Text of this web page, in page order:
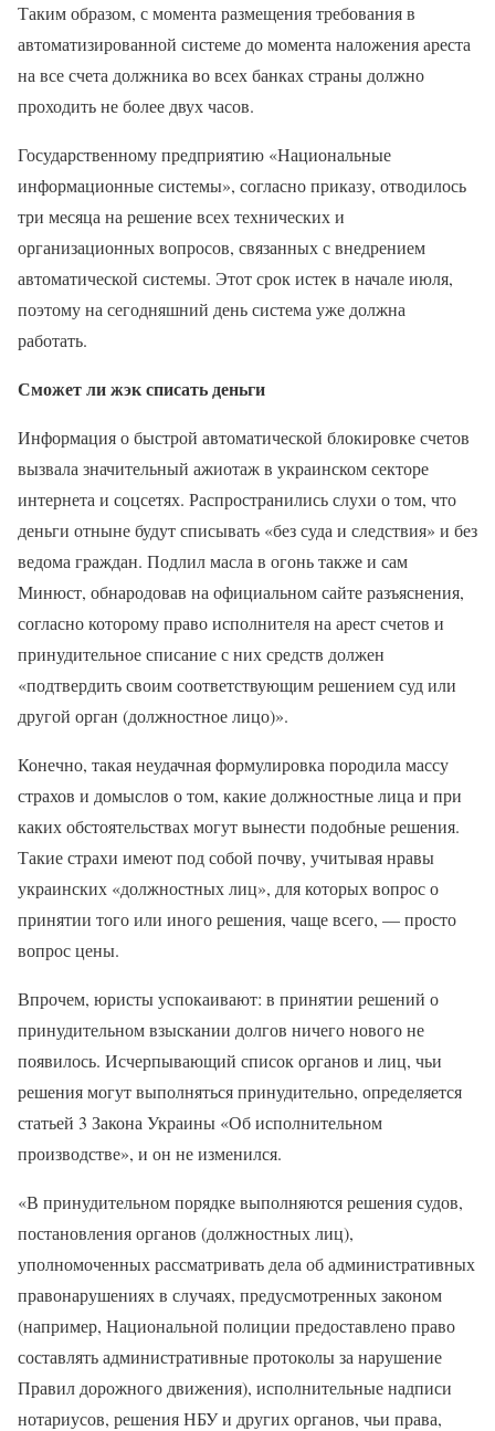
Таким образом, с момента размещения требования в
автоматизированной системе до момента наложения ареста
на все счета должника во всех банках страны должно
проходить не более двух часов.
Государственному предприятию «Национальные
информационные системы», согласно приказу, отводилось
три месяца на решение всех технических и
организационных вопросов, связанных с внедрением
автоматической системы. Этот срок истек в начале июля,
поэтому на сегодняшний день система уже должна
работать.
Сможет ли жэк списать деньги
Информация о быстрой автоматической блокировке счетов
вызвала значительный ажиотаж в украинском секторе
интернета и соцсетях. Распространились слухи о том, что
деньги отныне будут списывать «без суда и следствия» и без
ведома граждан. Подлил масла в огонь также и сам
Минюст, обнародовав на официальном сайте разъяснения,
согласно которому право исполнителя на арест счетов и
принудительное списание с них средств должен
«подтвердить своим соответствующим решением суд или
другой орган (должностное лицо)».
Конечно, такая неудачная формулировка породила массу
страхов и домыслов о том, какие должностные лица и при
каких обстоятельствах могут вынести подобные решения.
Такие страхи имеют под собой почву, учитывая нравы
украинских «должностных лиц», для которых вопрос о
принятии того или иного решения, чаще всего, — просто
вопрос цены.
Впрочем, юристы успокаивают: в принятии решений о
принудительном взыскании долгов ничего нового не
появилось. Исчерпывающий список органов и лиц, чьи
решения могут выполняться принудительно, определяется
статьей 3 Закона Украины «Об исполнительном
производстве», и он не изменился.
«В принудительном порядке выполняются решения судов,
постановления органов (должностных лиц),
уполномоченных рассматривать дела об административных
правонарушениях в случаях, предусмотренных законом
(например, Национальной полиции предоставлено право
составлять административные протоколы за нарушение
Правил дорожного движения), исполнительные надписи
нотариусов, решения НБУ и других органов, чьи права,